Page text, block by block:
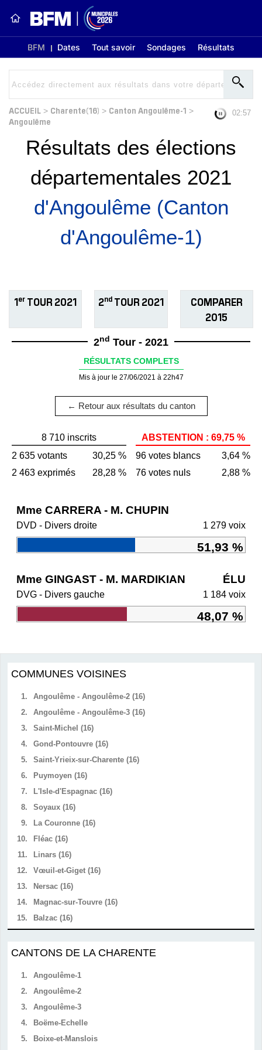
BFM Dates Tout savoir Sondages Résultats
ACCUEIL > Charente(16) > Canton Angoulême-1 >
Angoulême
02:56
Résultats des élections
départementales 2021
d'Angoulême (Canton
d'Angoulême-1)
1er TOUR 2021 2ndTOUR 2021
COMPARER
2015
2nd Tour - 2021
RÉSULTATS COMPLETS
Mis à jour le 27/06/2021 à 22h47
← Retour aux résultats du canton
8 710 inscrits
2 635 votants
30,25 %
2 463 exprimés
28,28 %
ABSTENTION : 69,75 %
96 votes blancs
3,64 %
76 votes nuls
2,88 %
Mme CARRERA - M. CHUPIN
DVD - Divers droite 1 279 voix
51,93 %
Mme GINGAST - M. MARDIKIAN ÉLU
DVG - Divers gauche 1 184 voix
48,07 %
COMMUNES VOISINES
1.
Angoulême - Angoulême-2 (16)
2.
Angoulême - Angoulême-3 (16)
3.
Saint-Michel (16)
4.
Gond-Pontouvre (16)
5.
Saint-Yrieix-sur-Charente (16)
6.
Puymoyen (16)
7.
L'Isle-d'Espagnac (16)
8.
Soyaux (16)
9.
La Couronne (16)
10.
Fléac (16)
11.
Linars (16)
12.
Vœuil-et-Giget (16)
13.
Nersac (16)
14.
Magnac-sur-Touvre (16)
15.
Balzac (16)
CANTONS DE LA CHARENTE
1.
Angoulême-1
2.
Angoulême-2
3.
Angoulême-3
4.
Boëme-Echelle
5.
Boixe-et-Manslois